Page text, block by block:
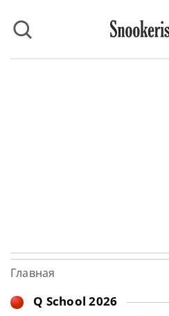
Главная
Q School 2026